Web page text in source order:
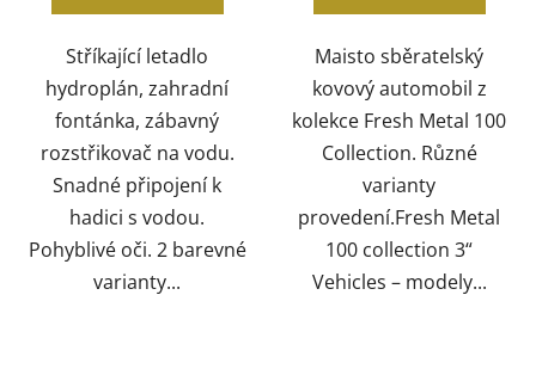
Stříkající letadlo
hydroplán, zahradní
fontánka, zábavný
rozstřikovač na vodu.
Snadné připojení k
hadici s vodou.
Pohyblivé oči. 2 barevné
varianty...
Maisto sběratelský
kovový automobil z
kolekce Fresh Metal 100
Collection. Různé
varianty
provedení.Fresh Metal
100 collection 3“
Vehicles – modely...